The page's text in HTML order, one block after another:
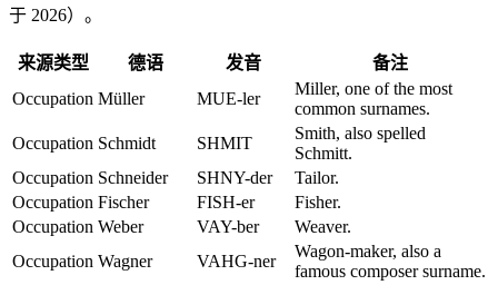
于 2026）。
来源类型 德语 发音
备注
Occupation Müller MUE-ler
Miller, one of the most
common surnames.
Occupation Schmidt SHMIT
Smith, also spelled
Schmitt.
Occupation Schneider SHNY-der
Tailor.
Occupation Fischer FISH-er
Fisher.
Occupation Weber VAY-ber
Weaver.
Occupation Wagner VAHG-ner
Wagon-maker, also a
famous composer surname.